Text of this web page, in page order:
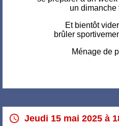
un dimanche
Et bientôt
brûler
Ménage de
Jeudi 15 mai 2025 à